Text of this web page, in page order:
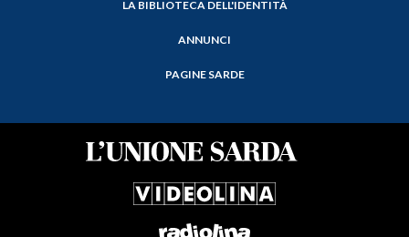
LA BIBLIOTECA DELL'IDENTITÀ
ANNUNCI
PAGINE SARDE